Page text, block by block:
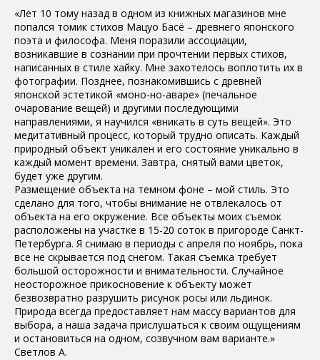
«Лет 10 тому назад в одном из книжных магазинов мне
попался томик стихов Мацуо Басё – древнего японского
поэта и философа. Меня поразили ассоциации,
возникавшие в сознании при прочтении первых стихов,
написанных в стиле хайку. Мне захотелось воплотить их в
фотографии. Позднее, познакомившись с древней
японской эстетикой «моно-но-аваре» (печальное
очарование вещей) и другими последующими
направлениями, я научился «вникать в суть вещей». Это
медитативный процесс, который трудно описать. Каждый
природный объект уникален и его состояние уникально в
каждый момент времени. Завтра, снятый вами цветок,
будет уже другим.
Размещение объекта на темном фоне – мой стиль. Это
сделано для того, чтобы внимание не отвлекалось от
объекта на его окружение. Все объекты моих съемок
расположены на участке в 15-20 соток в пригороде Санкт-
Петербурга. Я снимаю в периоды с апреля по ноябрь, пока
все не скрывается под снегом. Такая съемка требует
большой осторожности и внимательности. Случайное
неосторожное прикосновение к объекту может
безвозвратно разрушить рисунок росы или льдинок.
Природа всегда предоставляет нам массу вариантов для
выбора, а наша задача прислушаться к своим ощущениям
и остановиться на одном, созвучном вам варианте.»
Светлов А.